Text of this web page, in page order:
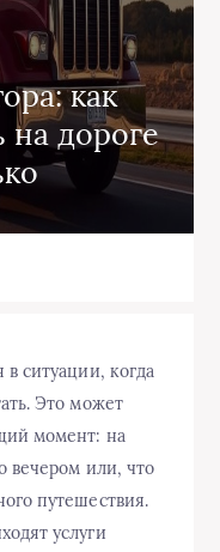
как
на дороге
ситуации, когда
Это может
момент: на
вечером или, что
путешествия.
услуги